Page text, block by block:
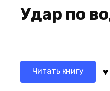
Удар по
Читать книгу